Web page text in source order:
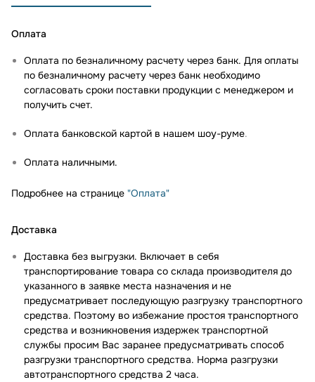
Оплата
Оплата по безналичному расчету через банк. Для оплаты
по безналичному расчету через банк необходимо
согласовать сроки поставки продукции с менеджером и
получить счет.
Оплата банковской картой в нашем шоу-руме.
Оплата наличными.
Подробнее на странице "Оплата"
Доставка
Доставка без выгрузки. Включает в себя
транспортирование товара со склада производителя до
указанного в заявке места назначения и не
предусматривает последующую разгрузку транспортного
средства. Поэтому во избежание простоя транспортного
средства и возникновения издержек транспортной
службы просим Вас заранее предусматривать способ
разгрузки транспортного средства. Норма разгрузки
автотранспортного средства 2 часа.